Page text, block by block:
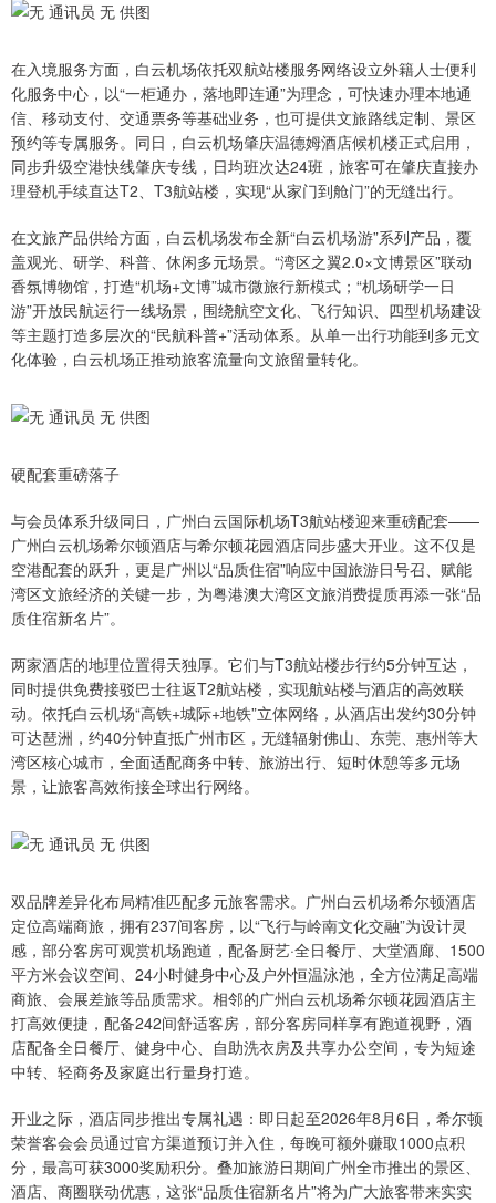
在入境服务方面，白云机场依托双航站楼服务网络设立外籍人士便利
化服务中心，以“一柜通办，落地即连通”为理念，可快速办理本地通
信、移动支付、交通票务等基础业务，也可提供文旅路线定制、景区
预约等专属服务。同日，白云机场肇庆温德姆酒店候机楼正式启用，
同步升级空港快线肇庆专线，日均班次达24班，旅客可在肇庆直接办
理登机手续直达T2、T3航站楼，实现“从家门到舱门”的无缝出行。
在文旅产品供给方面，白云机场发布全新“白云机场游”系列产品，覆
盖观光、研学、科普、休闲多元场景。“湾区之翼2.0×文博景区”联动
香氛博物馆，打造“机场+文博”城市微旅行新模式；“机场研学一日
游”开放民航运行一线场景，围绕航空文化、飞行知识、四型机场建设
等主题打造多层次的“民航科普+”活动体系。从单一出行功能到多元文
化体验，白云机场正推动旅客流量向文旅留量转化。
硬配套重磅落子
与会员体系升级同日，广州白云国际机场T3航站楼迎来重磅配套——
广州白云机场希尔顿酒店与希尔顿花园酒店同步盛大开业。这不仅是
空港配套的跃升，更是广州以“品质住宿”响应中国旅游日号召、赋能
湾区文旅经济的关键一步，为粤港澳大湾区文旅消费提质再添一张“品
质住宿新名片”。
两家酒店的地理位置得天独厚。它们与T3航站楼步行约5分钟互达，
同时提供免费接驳巴士往返T2航站楼，实现航站楼与酒店的高效联
动。依托白云机场“高铁+城际+地铁”立体网络，从酒店出发约30分钟
可达琶洲，约40分钟直抵广州市区，无缝辐射佛山、东莞、惠州等大
湾区核心城市，全面适配商务中转、旅游出行、短时休憩等多元场
景，让旅客高效衔接全球出行网络。
双品牌差异化布局精准匹配多元旅客需求。广州白云机场希尔顿酒店
定位高端商旅，拥有237间客房，以“飞行与岭南文化交融”为设计灵
感，部分客房可观赏机场跑道，配备厨艺·全日餐厅、大堂酒廊、1500
平方米会议空间、24小时健身中心及户外恒温泳池，全方位满足高端
商旅、会展差旅等品质需求。相邻的广州白云机场希尔顿花园酒店主
打高效便捷，配备242间舒适客房，部分客房同样享有跑道视野，酒
店配备全日餐厅、健身中心、自助洗衣房及共享办公空间，专为短途
中转、轻商务及家庭出行量身打造。
开业之际，酒店同步推出专属礼遇：即日起至2026年8月6日，希尔顿
荣誉客会会员通过官方渠道预订并入住，每晚可额外赚取1000点积
分，最高可获3000奖励积分。叠加旅游日期间广州全市推出的景区、
酒店、商圈联动优惠，这张“品质住宿新名片”将为广大旅客带来实实